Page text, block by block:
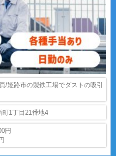
/姫路市の製鉄工場でダストの吸引
町1丁目21番地4
円